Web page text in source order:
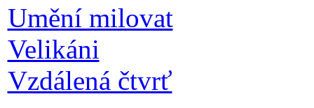
Umění milovat
Velikáni
Vzdálená čtvrť